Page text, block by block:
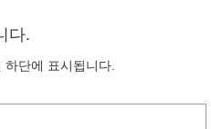
다.
단에 표시됩니다.